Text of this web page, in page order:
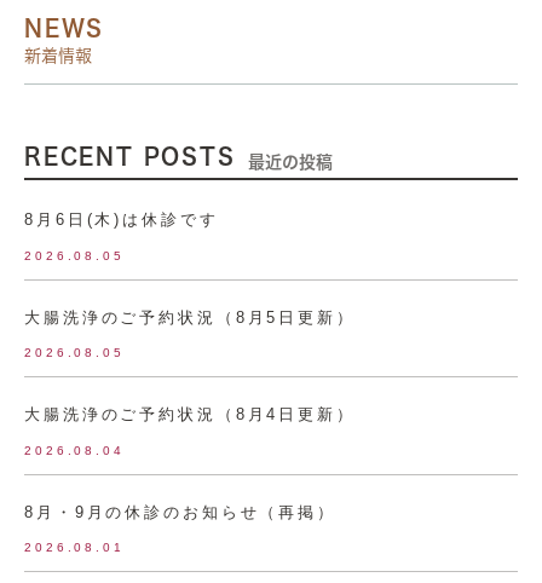
NEWS
新着情報
RECENT POSTS 最近の投稿
8月6日(木)は休診です
2026.08.05
大腸洗浄のご予約状況（8月5日更新）
2026.08.05
大腸洗浄のご予約状況（8月4日更新）
2026.08.04
8月・9月の休診のお知らせ（再掲）
2026.08.01